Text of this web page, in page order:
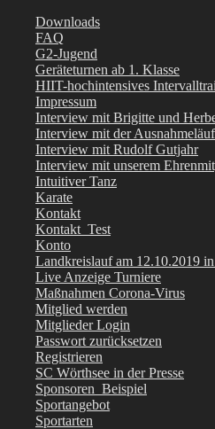
Downloads
FAQ
G2-Jugend
Geräteturnen ab 1. Klasse
HIIT-hochintensives
Impressum
Interview mit Brigitte und
Interview mit der
Interview mit Rudolf Gutjahr
Interview mit unserem
Intuitiver Tanz
Karate
Kontakt
Kontakt_Test
Konto
Landkreislauf am 12.10.2019
Live Anzeige Turniere
Maßnahmen Corona-Virus
Mitglied werden
Mitglieder Login
Passwort zurücksetzen
Registrieren
SC Wörthsee in der Presse
Sponsoren_Beispiel
Sportangebot
Sportarten